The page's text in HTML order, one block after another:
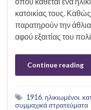
κατοικίας τους.
παρατηρούν την
αφού εξαιτίας του
Continue reading
1916, ηλικιωμένοι,
συμμαχικά στρατεύματα